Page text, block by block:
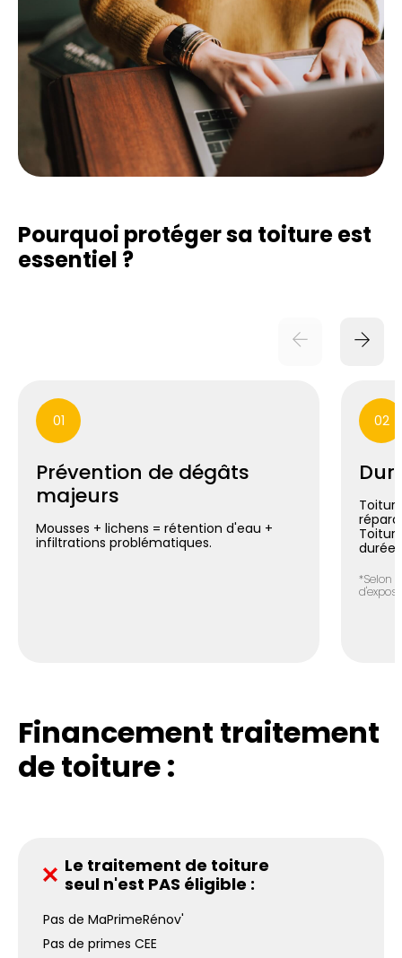
Pourquoi protéger sa toiture est
essentiel ?
01
Prévention de dégâts
majeurs
Mousses + lichens = rétention d'eau +
infiltrations problématiques.
02
*Selon
Financement traitement
de toiture :
Le traitement de toiture
seul n'est PAS éligible :
Pas de MaPrimeRénov'
Pas de primes CEE